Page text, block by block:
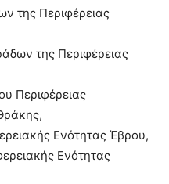
της Περιφέρειας
της Περιφέρειας
Περιφέρειας
Ενότητας Έβρου,
Ενότητας